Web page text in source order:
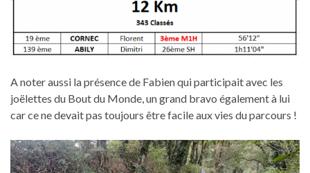
A noter aussi la présence de Fabien qui participait avec les
joëlettes du Bout du Monde, un grand bravo également à lui
car ce ne devait pas toujours être facile aux vies du parcours !